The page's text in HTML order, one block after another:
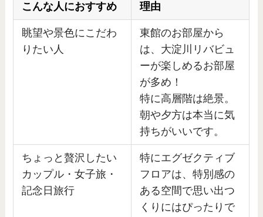
こんな人におすすめ 理由
眺望や景色にこだわ
りたい人
東館のお部屋から
は、大淀川リバビュ
ーが楽しめるお部屋
が多め！
特に高層階は絶景。
朝や夕方は本当に気
持ちがいいです。
ちょっと贅沢したい
カップル・女子旅・
記念日旅行
特にエグゼクティブ
フロアは、特別感の
ある空間で思い出つ
くりにはぴったりで